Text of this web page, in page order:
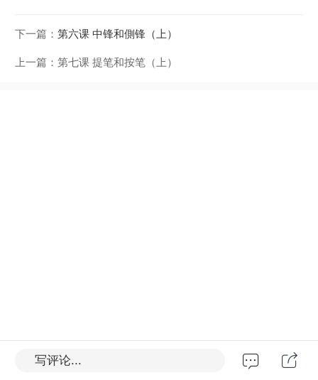
下一篇： 第六课 中锋和側锋（上）
上一篇： 第七课 提笔和按笔（上）
写评论...